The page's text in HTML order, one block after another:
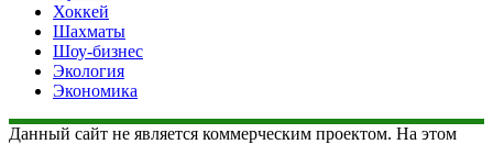
Хоккей
Шахматы
Шоу-бизнес
Экология
Экономика
Данный сайт не является коммерческим проектом. На этом